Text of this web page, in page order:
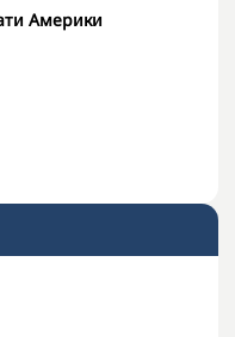
Америки